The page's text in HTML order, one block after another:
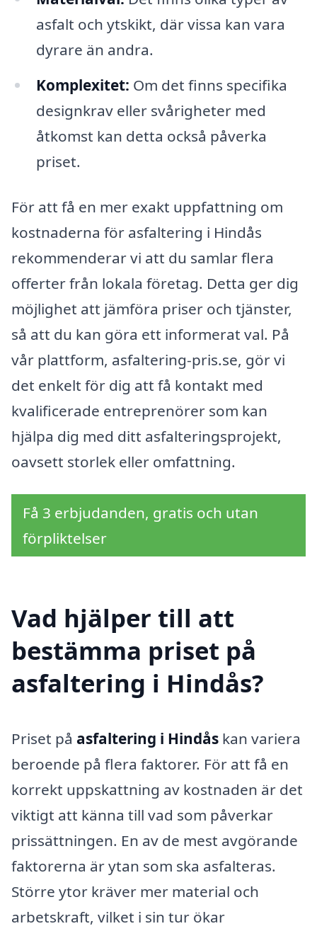
asfalt och ytskikt, där vissa kan vara
dyrare än andra.
Komplexitet: Om det finns specifika
designkrav eller svårigheter med
åtkomst kan detta också påverka
priset.
För att få en mer exakt uppfattning om
kostnaderna för asfaltering i Hindås
rekommenderar vi att du samlar flera
offerter från lokala företag. Detta ger dig
möjlighet att jämföra priser och tjänster,
så att du kan göra ett informerat val. På
vår plattform, asfaltering-pris.se, gör vi
det enkelt för dig att få kontakt med
kvalificerade entreprenörer som kan
hjälpa dig med ditt asfalteringsprojekt,
oavsett storlek eller omfattning.
Få 3 erbjudanden, gratis och utan
förpliktelser
Vad hjälper till att
bestämma priset på
asfaltering i Hindås?
Priset på asfaltering i Hindås kan variera
beroende på flera faktorer. För att få en
korrekt uppskattning av kostnaden är det
viktigt att känna till vad som påverkar
prissättningen. En av de mest avgörande
faktorerna är ytan som ska asfalteras.
Större ytor kräver mer material och
arbetskraft, vilket i sin tur ökar